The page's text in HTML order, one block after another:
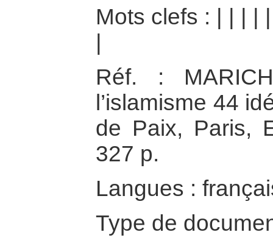
Mots clefs :
Réf. :
l’islamisme 44
de Paix, Paris,
327 p.
Langues :
Type de